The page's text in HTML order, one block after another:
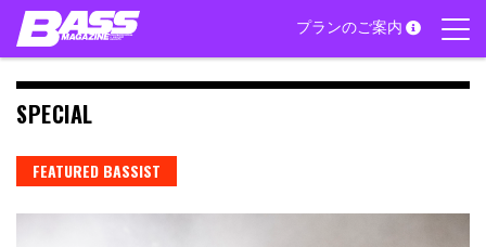
Skip
content
プランのご案内
SPECIAL
FEATURED BASSIST